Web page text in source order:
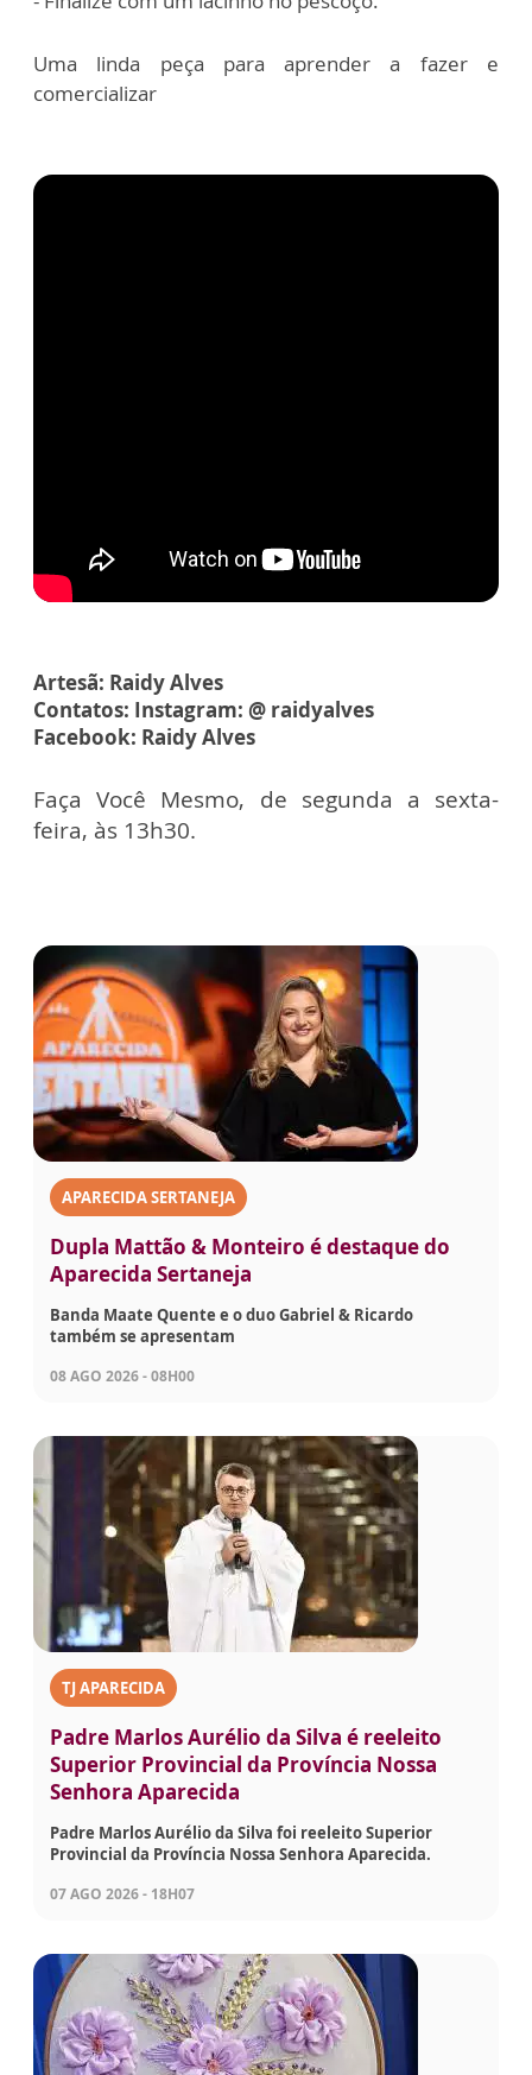
Uma linda peça para aprender a fazer e
comercializar
Artesã: Raidy Alves
Contatos: Instagram: @ raidyalves
Facebook: Raidy Alves
Faça Você Mesmo, de segunda a sexta-
feira, às 13h30.
APARECIDA SERTANEJA
Dupla Mattão & Monteiro é destaque do
Aparecida Sertaneja
Banda Maate Quente e o duo Gabriel & Ricardo
também se apresentam
08 AGO 2026 - 08H00
TJ APARECIDA
Padre Marlos Aurélio da Silva é reeleito
Superior Provincial da Província Nossa
Senhora Aparecida
Padre Marlos Aurélio da Silva foi reeleito Superior
Provincial da Província Nossa Senhora Aparecida.
07 AGO 2026 - 18H07